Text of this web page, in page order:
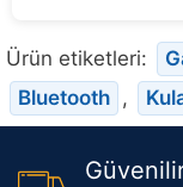
Ürün etiketleri:
Bluetooth ,